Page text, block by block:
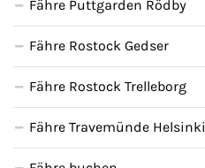
Fähre Puttgarden Rödby
Fähre Rostock Gedser
Fähre Rostock Trelleborg
Fähre Travemünde Helsinki